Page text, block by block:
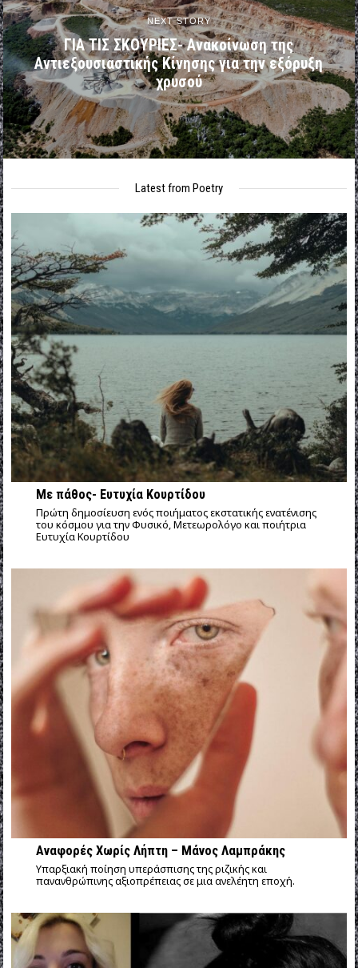
NEXT STORY
ΓΙΑ ΤΙΣ ΣΚΟΥΡΙΕΣ- Ανακοίνωση της
Αντιεξουσιαστικής Κίνησης για την εξόρυξη
χρυσού
Latest from Poetry
Με πάθος- Ευτυχία Κουρτίδου
Πρώτη δημοσίευση ενός ποιήματος εκστατικής ενατένισης
του κόσμου για την Φυσικό, Μετεωρολόγο και ποιήτρια
Ευτυχία Κουρτίδου
Αναφορές Χωρίς Λήπτη – Μάνος Λαμπράκης
Υπαρξιακή ποίηση υπεράσπισης της ριζικής και
πανανθρώπινης αξιοπρέπειας σε μια ανελέητη εποχή.